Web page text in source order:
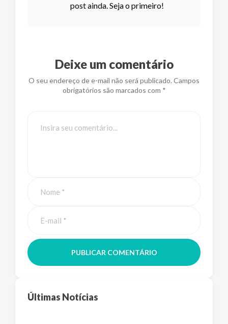
post ainda. Seja o primeiro!
Deixe um comentário
O seu endereço de e-mail não será publicado. Campos
obrigatórios são marcados com *
PUBLICAR COMENTÁRIO
Últimas Notícias